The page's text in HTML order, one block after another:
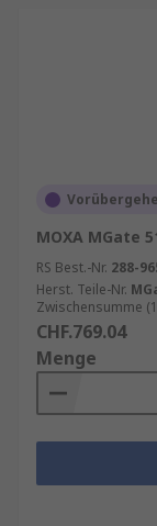
MOXA MGate
RS Best.-Nr. 288-
Herst. Teile-Nr.
Zwischensumme
CHF.769.04
Menge